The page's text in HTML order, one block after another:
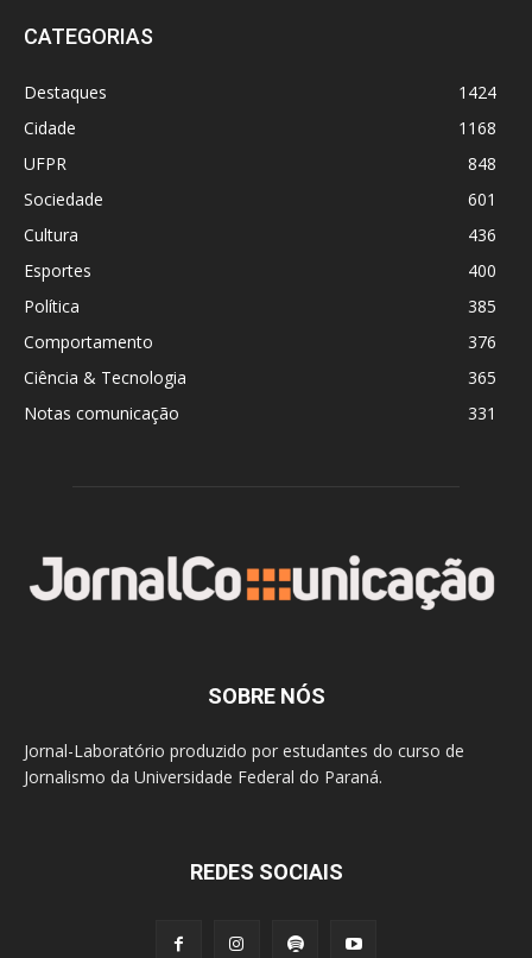
CATEGORIAS
Destaques
1424
Cidade
1168
UFPR
848
Sociedade
601
Cultura
436
Esportes
400
Política
385
Comportamento
376
Ciência & Tecnologia
365
Notas comunicação
331
SOBRE NÓS
Jornal-Laboratório produzido por estudantes do curso de
Jornalismo da Universidade Federal do Paraná.
REDES SOCIAIS